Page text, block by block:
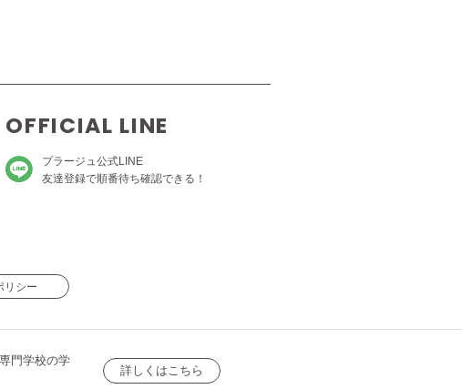
OFFICIAL LINE
プラージュ公式LINE
友達登録で順番待ち確認できる！
リシー
門学校の学
詳しくはこちら